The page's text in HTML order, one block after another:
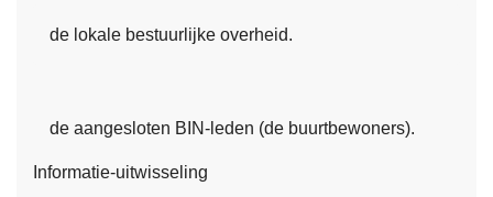
de lokale bestuurlijke overheid.
de aangesloten BIN-leden (de buurtbewoners).
Informatie-uitwisseling